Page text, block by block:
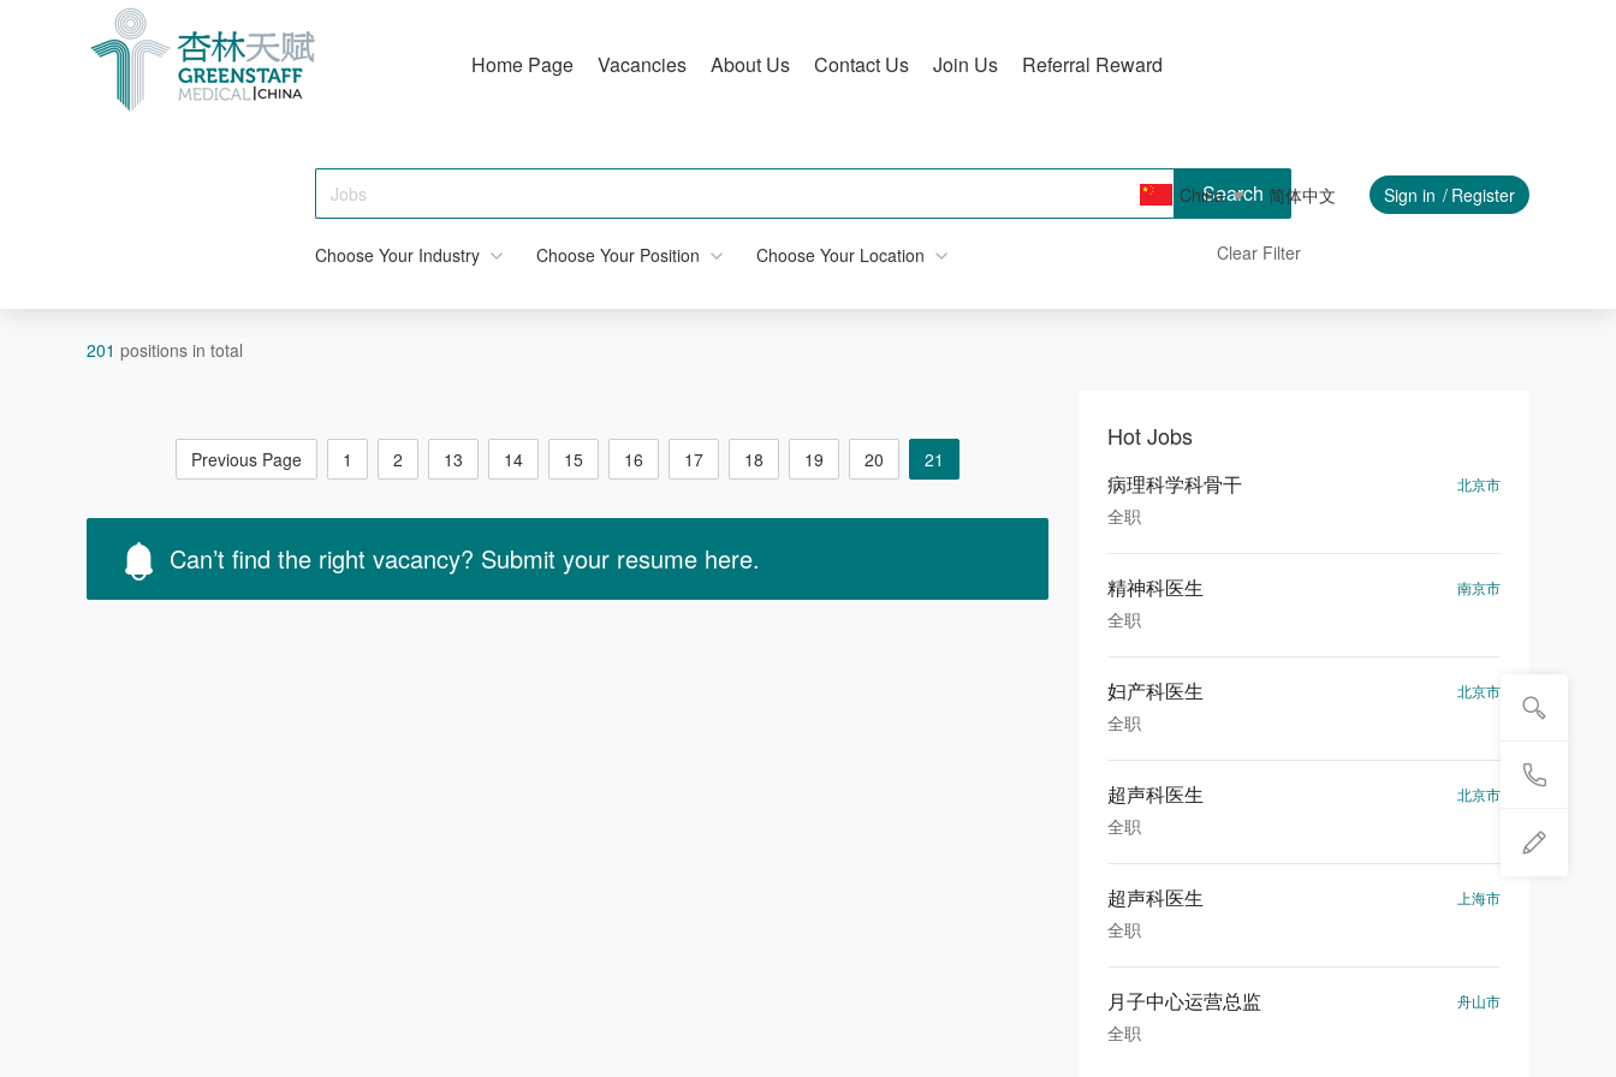
Home Page Vacancies About Us Contact Us Join Us Referral Reward
China 简体中文 Sign in Register
Search
Choose Your Industry Choose Your Position Choose Your Location Clear Filter
201 positions in total
Previous Page 1 2 13 14 15 16 17 18 19 20 21
Can’t find the right vacancy? Submit your resume here.
Hot Jobs
病理科学科骨干
全职
北京市
精神科医生
全职
南京市
妇产科医生
全职
北京市
超声科医生
全职
北京市
超声科医生
全职
上海市
月子中心运营总监
全职
舟山市